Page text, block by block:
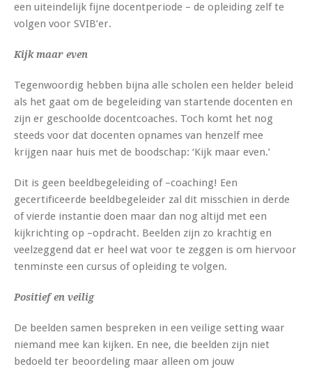
een uiteindelijk fijne docentperiode – de opleiding zelf te
volgen voor SVIB’er.
Kijk maar even
Tegenwoordig hebben bijna alle scholen een helder beleid
als het gaat om de begeleiding van startende docenten en
zijn er geschoolde docentcoaches. Toch komt het nog
steeds voor dat docenten opnames van henzelf mee
krijgen naar huis met de boodschap: ‘Kijk maar even.’
Dit is geen beeldbegeleiding of –coaching! Een
gecertificeerde beeldbegeleider zal dit misschien in derde
of vierde instantie doen maar dan nog altijd met een
kijkrichting op –opdracht. Beelden zijn zo krachtig en
veelzeggend dat er heel wat voor te zeggen is om hiervoor
tenminste een cursus of opleiding te volgen.
Positief en veilig
De beelden samen bespreken in een veilige setting waar
niemand mee kan kijken. En nee, die beelden zijn niet
bedoeld ter beoordeling maar alleen om jouw